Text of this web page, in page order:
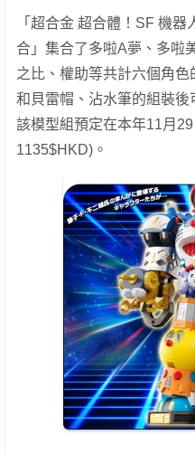
「超合金 超合體！SF 機
合」集合了多啦A夢、多啦
之比、權助等共計六個角
和貝雷帽、沾水筆的組裝後
該模型組預定在本年11月
1135$HKD)。